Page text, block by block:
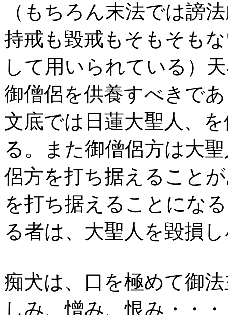
（もちろん末法では謗
持戒も毀戒もそもそも
して用いられている）
御僧侶を供養すべきで
文底では日蓮大聖人、
る。また御僧侶方は大
侶方を打ち据えること
を打ち据えることにな
る者は、大聖人を毀損
痴犬は、口を極めて御
しみ、憎み、恨み・・